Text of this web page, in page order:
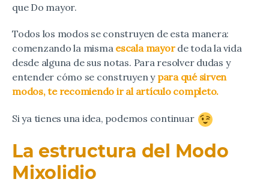
que Do mayor.
Todos los modos se construyen de esta manera:
comenzando la misma escala mayor de toda la vida
desde alguna de sus notas. Para resolver dudas y
entender cómo se construyen y para qué sirven
modos, te recomiendo ir al artículo completo.
Si ya tienes una idea, podemos continuar
La estructura del Modo
Mixolidio